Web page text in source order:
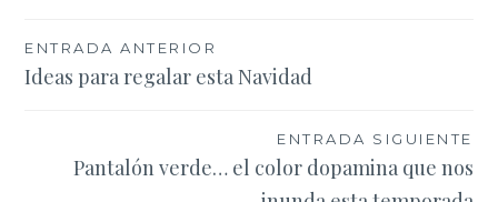
Navegación
de
ENTRADA ANTERIOR
Ideas para regalar esta Navidad
ENTRADA SIGUIENTE
Pantalón verde… el color dopamina que nos